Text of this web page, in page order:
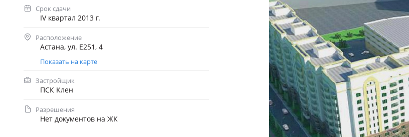
Срок сдачи
IV квартал 2013 г.
Расположение
Астана, ул. Е251, 4
Показать на карте
Застройщик
ПСК Клен
Разрешения
Нет документов на ЖК